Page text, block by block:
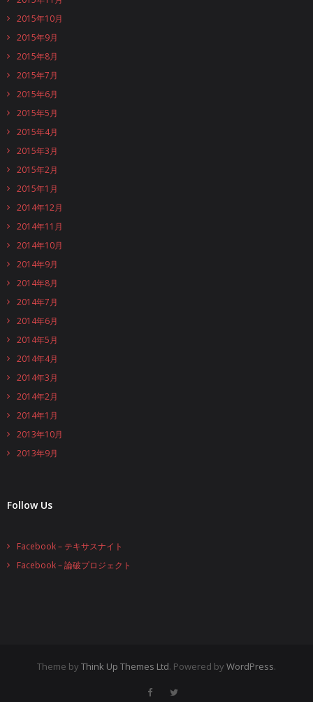
2015年10月
2015年9月
2015年8月
2015年7月
2015年6月
2015年5月
2015年4月
2015年3月
2015年2月
2015年1月
2014年12月
2014年11月
2014年10月
2014年9月
2014年8月
2014年7月
2014年6月
2014年5月
2014年4月
2014年3月
2014年2月
2014年1月
2013年10月
2013年9月
Follow Us
Facebook – テキサスナイト
Facebook – 論破プロジェクト
Theme by Think Up Themes Ltd. Powered by WordPress.